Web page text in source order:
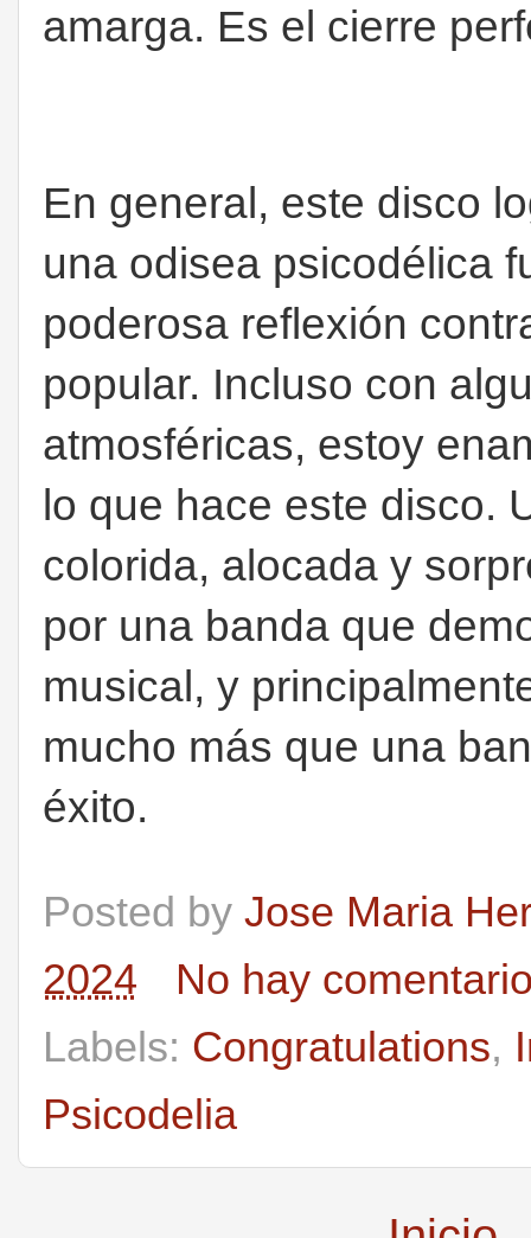
amarga. Es el cierre
En general, este disco
una odisea psicodélica
poderosa reflexión
popular. Incluso con
atmosféricas, estoy
lo que hace este disco.
colorida, alocada y
por una banda que
musical, y
mucho más que una
éxito.
Posted by Jose Maria
2024
No hay
Labels: Congratulations,
Psicodelia